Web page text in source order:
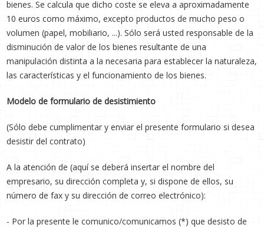
bienes. Se calcula que dicho coste se eleva a aproximadamente
10 euros como máximo, excepto productos de mucho peso o
volumen (papel, mobiliario, ...). Sólo será usted responsable de la
disminución de valor de los bienes resultante de una
manipulación distinta a la necesaria para establecer la naturaleza,
las características y el funcionamiento de los bienes.
Modelo de formulario de desistimiento
(Sólo debe cumplimentar y enviar el presente formulario si desea
desistir del contrato)
A la atención de (aquí se deberá insertar el nombre del
empresario, su dirección completa y, si dispone de ellos, su
número de fax y su dirección de correo electrónico):
- Por la presente le comunico/comunicamos (*) que desisto de